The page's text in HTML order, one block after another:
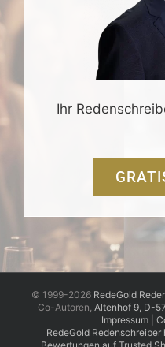
Ihr
© 1999-2026 RedeGold
Co-Autoren, Altenhof 9, D-
Impressum|
RedeGold Redenschreiber